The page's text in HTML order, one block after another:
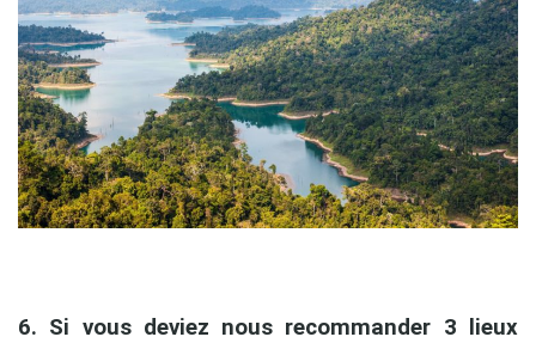
6. Si vous deviez nous recommander 3 lieux